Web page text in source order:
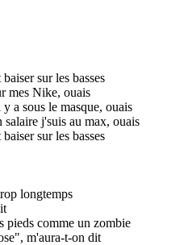
sur les basses
mes Nike, ouais
a sous le masque, ouais
j'suis au max, ouais
sur les basses
longtemps
pieds comme un zombie
m'aura-t-on dit